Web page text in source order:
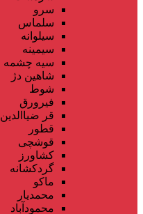
سرو
سلماس
سیلوانه
سیمینه
سیه چشمه
شاهین دژ
شوط
فیرورق
قر ضیاالدین
قطور
قوشچی
کشاورز
گردکشانه
ماکو
محمدیار
محمودآباد